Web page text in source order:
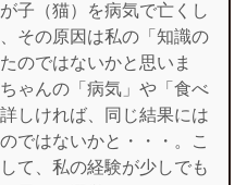
子（猫）を病気で亡くし
その原因は私の「知識の
のではないかと思いま
ゃんの「病気」や「食べ
しければ、同じ結果には
ではないかと・・・。こ
て、私の経験が少しでも